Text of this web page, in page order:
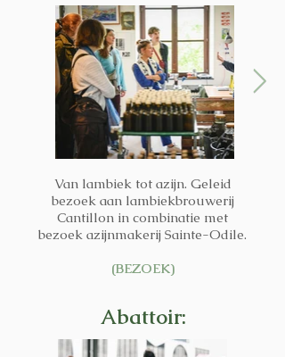
Van lambiek tot azijn. Geleid
bezoek aan lambiekbrouwerij
Cantillon in combinatie met
bezoek azijnmakerij Sainte-Odile.
(BEZOEK)
Abattoir: